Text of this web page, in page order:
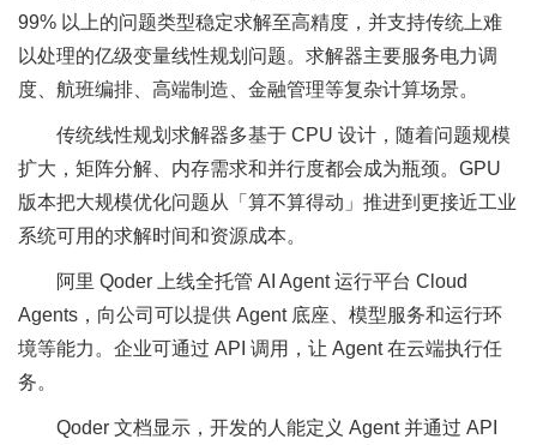
99% 以上的问题类型稳定求解至高精度，并支持传统上难
以处理的亿级变量线性规划问题。求解器主要服务电力调
度、航班编排、高端制造、金融管理等复杂计算场景。
传统线性规划求解器多基于 CPU 设计，随着问题规模
扩大，矩阵分解、内存需求和并行度都会成为瓶颈。GPU
版本把大规模优化问题从「算不算得动」推进到更接近工业
系统可用的求解时间和资源成本。
阿里 Qoder 上线全托管 AI Agent 运行平台 Cloud
Agents，向公司可以提供 Agent 底座、模型服务和运行环
境等能力。企业可通过 API 调用，让 Agent 在云端执行任
务。
Qoder 文档显示，开发的人能定义 Agent 并通过 API